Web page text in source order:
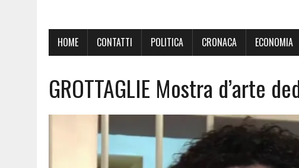
HOME CONTATTI POLITICA CRONACA ECONOMIA
GROTTAGLIE Mostra d’arte